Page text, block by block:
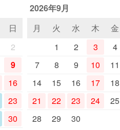
日
2
9
16
23
30
2026年9月
月
火 水 木 金
1
2 3 4
7
8 9 10 11
14
15 16 17 18
21
22 23 24 25
28
29 30